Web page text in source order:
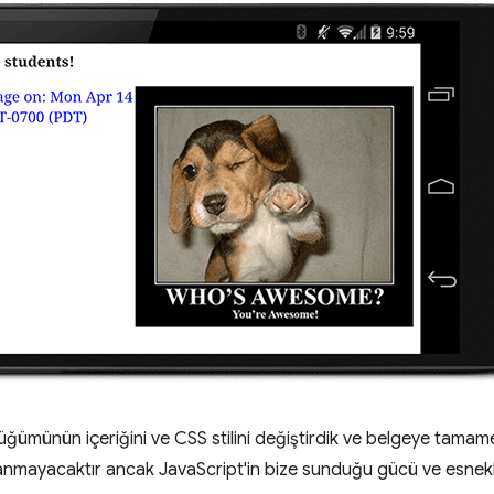
içeriğini ve CSS stilini değiştirdik ve belgeye
ancak JavaScript'in bize sunduğu gücü ve